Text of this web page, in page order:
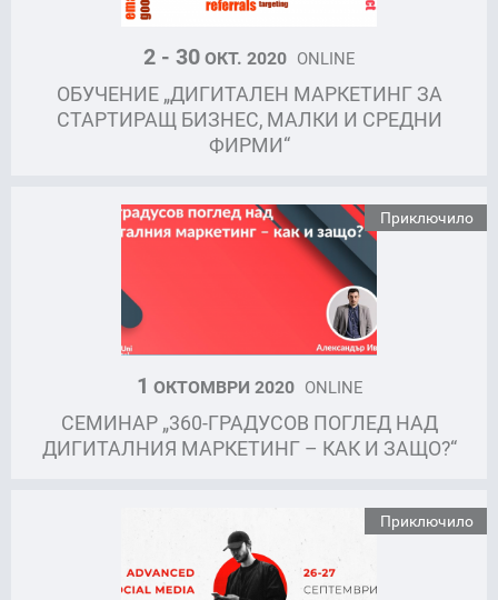
2 - 30ОКТ. 2020 ONLINE
ОБУЧЕНИЕ „ДИГИТАЛЕН МАРКЕТИНГ ЗА
СТАРТИРАЩ БИЗНЕС, МАЛКИ И СРЕДНИ
ФИРМИ“
Приключило
1 ОКТОМВРИ 2020 ONLINE
СЕМИНАР „360-ГРАДУСОВ ПОГЛЕД НАД
ДИГИТАЛНИЯ МАРКЕТИНГ – КАК И ЗАЩО?“
Приключило